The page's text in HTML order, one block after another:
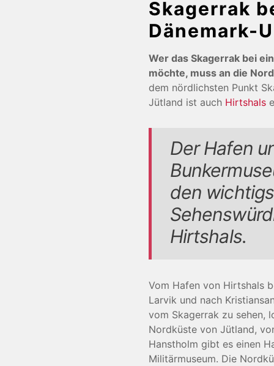
Skagerrak
Dänemark-
Wer das Skagerrak bei
möchte, muss an die
dem nördlichsten Punkt
Jütland ist auch Hirtshals
Der Hafen
den
Hirtshals.
Vom Hafen von Hirtshals
Larvik und nach
vom Skagerrak zu sehen,
Nordküste von Jütland,
Hanstholm gibt es einen
Militärmuseum. Die